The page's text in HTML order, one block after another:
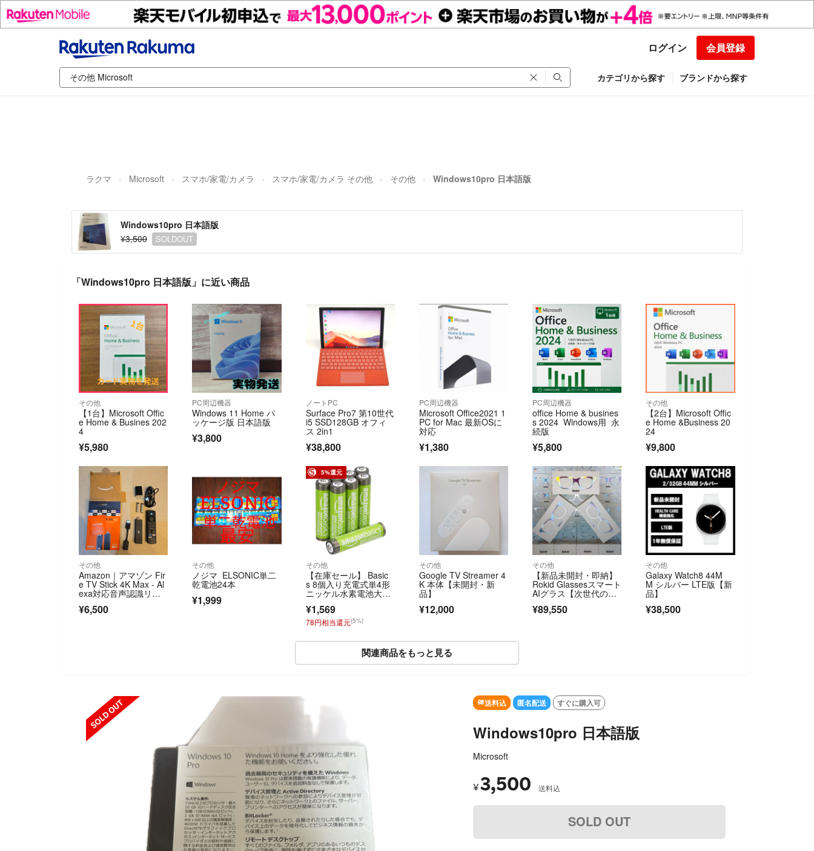
ログイン 会員登録
カテゴリから探す ブランドから探す
ラクマ Microsoft スマホ/家電/カメラ スマホ/家電/カメラ その他 その他 Windows10pro 日本語版
Windows10pro 日本語版
¥3,500
SOLDOUT
「Windows10pro 日本語版」に近い商品
その他
【1台】Microsoft Offic
e Home & Busines 202
4
¥5,980
PC周辺機器
Windows 11 Home パ
ッケージ版 日本語版
¥3,800
ノートPC
Surface Pro7 第10世代
i5 SSD128GB オフィ
ス 2in1
¥38,800
PC周辺機器
Microsoft Office2021 1
PC for Mac 最新OSに
対応
¥1,380
PC周辺機器
office Home & busines
s 2024 Windows用 永
続版
¥5,800
その他
【2台】Microsoft Offic
e Home &Business 20
24
¥9,800
その他
Amazon｜アマゾン Fir
e TV Stick 4K Max - Al
exa対応音声認識リモ
リーミ…
¥6,500
その他
ノジマ ELSONIC単二
乾電池24本
¥1,999
5%還元
その他
【在庫セール】 Basic
s 8個入り充電式単4形
ニッケル水素電池大容
¥1,569
78円相当還元(5%)
その他
Google TV Streamer 4
K 本体【未開封・新
品】
¥12,000
その他
【新品未開封・即納】
Rokid Glassesスマート
AIグラス【次世代の視
¥89,550
その他
Galaxy Watch8 44M
M シルバー LTE版【新
品】
¥38,500
関連商品をもっと見る
送料込 匿名配送 すぐに購入可
Windows10pro 日本語版
Microsoft
¥3,500 送料込
SOLD OUT